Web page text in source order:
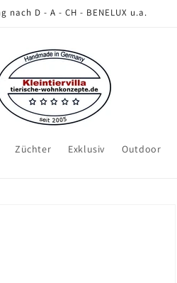
nach D - A - CH - BENELUX u.a.
Züchter Exklusiv Outdoor